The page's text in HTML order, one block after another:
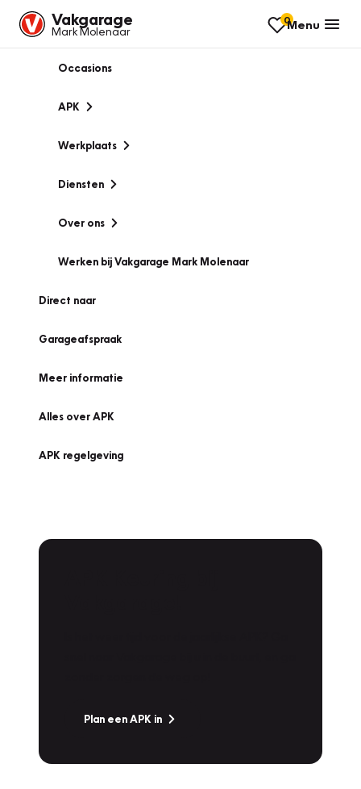
Vakgarage
Mark Molenaar
0Menu
Occasions
APK
Werkplaats
Diensten
Over ons
Werken bij Vakgarage Mark Molenaar
Direct naar
Garageafspraak
Meer informatie
Alles over APK
APK regelgeving
Plan een APK in